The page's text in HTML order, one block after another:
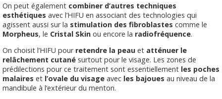
On peut également combiner d’autres techniques
esthétiques avec l’HIFU en associant des technologies qui
agissent aussi sur la stimulation des fibroblastes comme le
Morpheus, le Cristal Skin ou encore la radiofréquence.
On choisit l’HIFU pour retendre la peau et atténuer le
relâchement cutané surtout pour le visage. Les zones de
prédilections pour ce traitement sont essentiellement les poches
malaires et l’ovale du visage avec les bajoues au niveau de la
mandibule à l’extérieur du menton.